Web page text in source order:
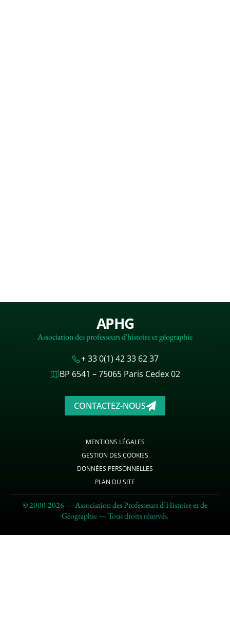
APHG
Association des professeurs d'histoire et géographie
+ 33 0(1) 42 33 62 37
BP 6541 – 75065 Paris Cedex 02
CONTACTEZ-NOUS
MENTIONS LÉGALES
GESTION DES COOKIES
DONNÉES PERSONNELLES
PLAN DU SITE
© 2000-2026 — Association des Professeurs d’Histoire et de
Géographie — Tous droits réservés.